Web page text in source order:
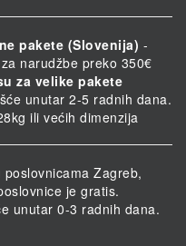
pakete (Slovenija) -
narudžbe preko 350€
za velike pakete
unutar 2-5 radnih dana.
ili većih dimenzija
Zagreb,
je gratis.
unutar 0-3 radnih dana.